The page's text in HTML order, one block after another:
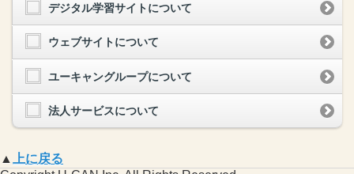
デジタル学習サイトについて
ウェブサイトについて
ユーキャングループについて
法人サービスについて
▲
上に戻る